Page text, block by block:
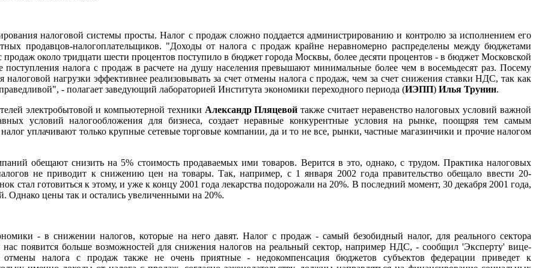
налоговой системы просты. Налог с продаж сложно поддается администрированию и контролю за исполнением его
продавцов-налогоплательщиков. "Доходы от налога с продаж крайне неравномерно распределены между бюджетами
около тридцати шести процентов поступило в бюджет города Москвы, более десяти процентов - в бюджет Московской
налога с продаж в расчете на душу населения превышают минимальные более чем в восемьдесят раз. Посему
нагрузки эффективнее реализовывать за счет отмены налога с продаж, чем за счет снижения ставки НДС, так как
- полагает заведующий лабораторией Института экономики переходного периода (ИЭПП) Илья Трунин.
электробытовой и компьютерной техники Александр Пляцевой также считает неравенство налоговых условий важной
условий налогообложения для бизнеса, создает неравные конкурентные условия на рынке, поощряя тем самым
уплачивают только крупные сетевые торговые компании, да и то не все, рынки, частные магазинчики и прочие налогом
обещают снизить на 5% стоимость продаваемых ими товаров. Верится в это, однако, с трудом. Практика налоговых
не приводит к снижению цен на товары. Так, например, с 1 января 2002 года правительство обещало ввести 20-
готовиться к этому, и уже к концу 2001 года лекарства подорожали на 20%. В последний момент, 30 декабря 2001 года,
Однако цены так и остались увеличенными на 20%.
- в снижении налогов, которые на него давят. Налог с продаж - самый безобидный налог, для реального сектора
появится больше возможностей для снижения налогов на реальный сектор, например НДС, - сообщил 'Эксперту' вице-
налога с продаж также не очень приятные - недокомпенсация бюджетов субъектов федерации приведет к